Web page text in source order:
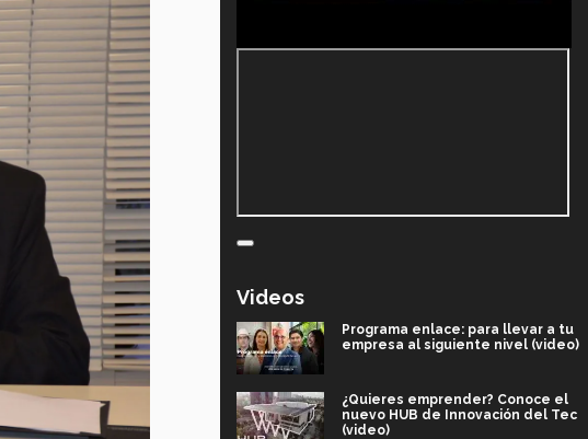
Videos
Programa enlace: para llevar a tu
empresa al siguiente nivel (video)
¿Quieres emprender? Conoce el
nuevo HUB de Innovación del Tec
(video)